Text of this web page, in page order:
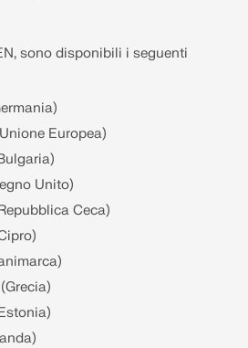
sono disponibili i seguenti
Europea)
Unito)
Ceca)